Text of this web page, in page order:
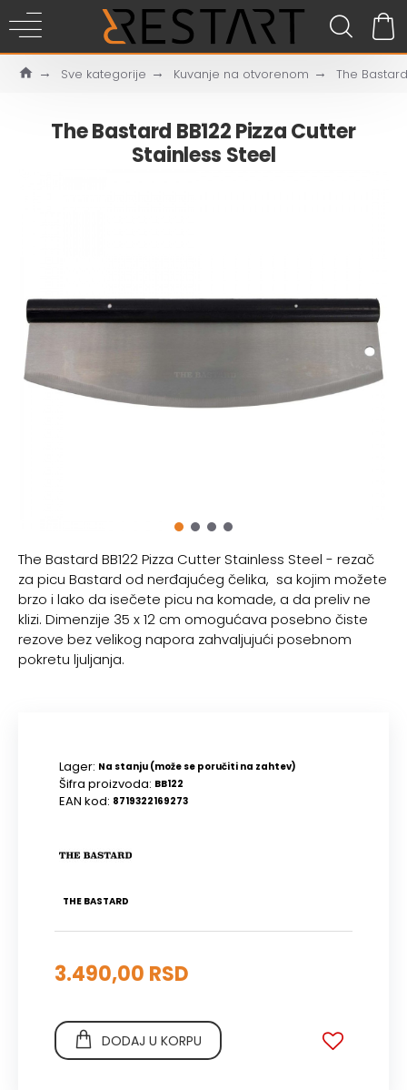
Sve kategorije Kuvanje na otvorenom The
The Bastard BB122 Pizza Cutter
Stainless Steel
The Bastard BB122 Pizza Cutter Stainless Steel - rezač
za picu Bastard od nerđajućeg čelika, sa kojim možete
brzo i lako da isečete picu na komade, a da preliv ne
klizi. Dimenzije 35 x 12 cm omogućava posebno čiste
rezove bez velikog napora zahvaljujući posebnom
pokretu ljuljanja.
Lager: Na stanju (može se poručiti na zahtev)
Šifra proizvoda: BB122
EAN kod: 8719322169273
THE BASTARD
3.490,00 RSD
DODAJ U KORPU